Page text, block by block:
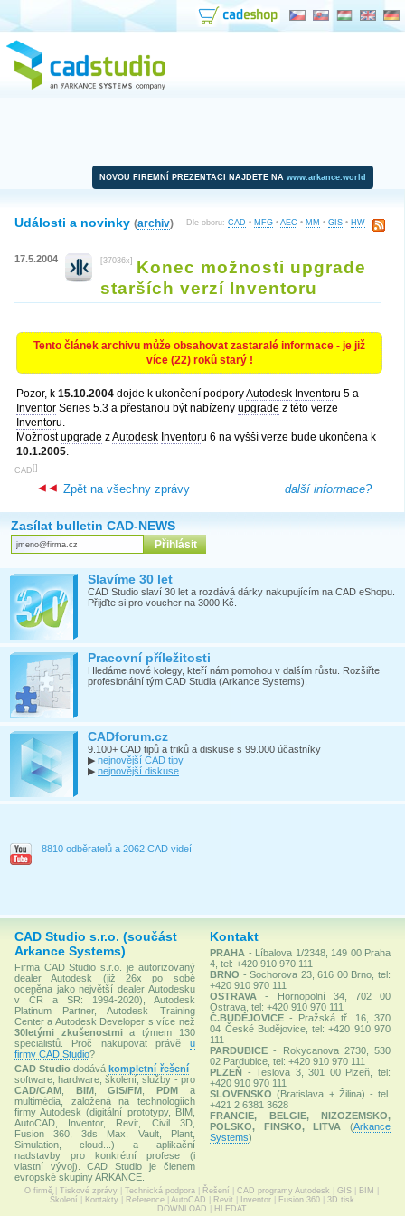
NOVOU FIREMNÍ PREZENTACI NAJDETE NA www.arkance.world
Dle oboru: CAD • MFG • AEC • MM • GIS • HW
Události a novinky (archiv)
17.5.2004 [37036x]
Konec možnosti upgrade
starších verzí Inventoru
Tento článek archivu může obsahovat zastaralé informace - je již
více (22) roků starý !
Pozor, k 15.10.2004 dojde k ukončení podporyAutodesk Inventoru 5 a
Inventor Series 5.3 a přestanou být nabízeny upgrade z této verze
Inventoru.
Možnostupgrade zAutodesk Inventoru 6 na vyšší verze bude ukončena k
10.1.2005.
[
CAD ]
další informace?
Zpět na všechny zprávy
Zasílat bulletin CAD-NEWS
Slavíme 30 let
CAD Studio slaví 30 let a rozdává dárky nakupujícím na CAD eShopu.
Přijďte si pro voucher na 3000 Kč.
Pracovní příležitosti
Hledáme nové kolegy, kteří nám pomohou v dalším růstu. Rozšiřte
profesionální tým CAD Studia (Arkance Systems).
CADforum.cz
9.100+ CAD tipů a triků a diskuse s 99.000 účastníky
▶ nejnovější CAD tipy
▶ nejnovější diskuse
8810 odběratelů a 2062 CAD videí
CAD Studio s.r.o. (součást
Arkance Systems)
Firma CAD Studio s.r.o. je autorizovaný
dealer Autodesk (již 26x po sobě
oceněna jako největší dealer Autodesku
v ČR a SR: 1994-2020), Autodesk
Platinum Partner, Autodesk Training
Center a Autodesk Developer s více než
30letými zkušenostmia týmem 130
specialistů. Proč nakupovat právě u
firmy CAD Studio?
CAD Studio dodávákompletní řešení-
software, hardware, školení, služby - pro
CAD/CAM
BIM,GIS/FM ,PDM a
multimédia, založená na technologiích
firmy Autodesk (digitální prototypy, BIM,
AutoCAD, Inventor, Revit, Civil 3D,
Fusion 360, 3ds Max, Vault, Plant,
Simulation, cloud...) a aplikační
nadstavby pro konkrétní profese (i
vlastní vývoj). CAD Studio je členem
evropské skupiny ARKANCE.
Kontakt
PRAHA - Líbalova 1/2348, 149 00 Praha
4, tel: +420 910 970 111
BRNO - Sochorova 23, 616 00 Brno, tel:
+420 910 970 111
OSTRAVA
- Hornopolní 34, 702 00
Ostrava, tel: +420 910 970 111
Č.BUDĚJOVICE - Pražská tř. 16, 370
04 České Budějovice, tel: +420 910 970
111
PARDUBICE - Rokycanova 2730, 530
02 Pardubice, tel: +420 910 970 111
PLZEŇ - Teslova 3, 301 00 Plzeň, tel:
+420 910 970 111
SLOVENSKO (Bratislava + Žilina) - tel.
+421 2 6381 3628
FRANCIE, BELGIE, NIZOZEMSKO,
POLSKO, FINSKO, LITVA
(Arkance
Systems)
O firmě Tiskové zprávy Technická podpora Řešení CAD programy Autodesk GIS BIM
Školení
Kontakty Reference| AutoCAD Revit Inventor| Fusion 360| 3D tisk
DOWNLOAD
HLEDAT